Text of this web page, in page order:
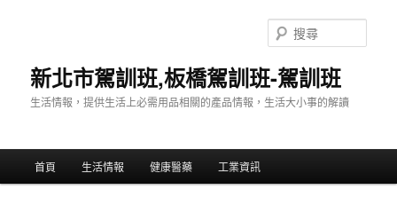
新北市駕訓班,板橋駕訓班-駕訓班
生活情報，提供生活上必需用品相關的產品情報，生活大小事的解讀
尋
首頁 生活情報 健康醫藥 工業資訊